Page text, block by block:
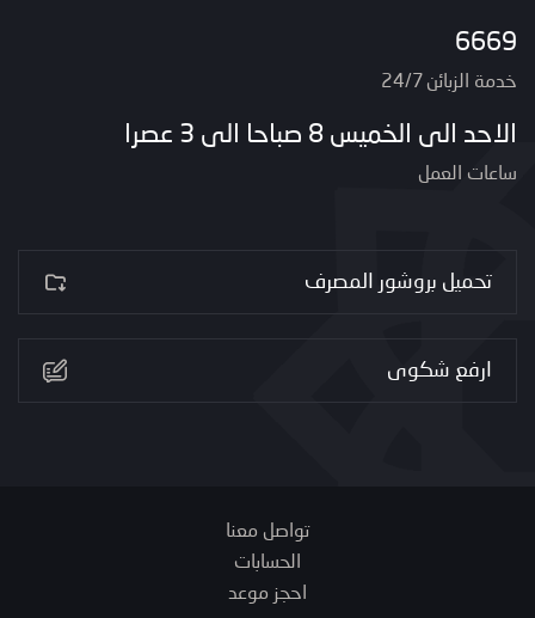
6669
خدمة الزبائن 24/7
الاحد الى الخميس 8 صباحا الى 3 عصرا
ساعات العمل
تحميل بروشور المصرف
ارفع شكوى
تواصل معنا
الحسابات
احجز موعد